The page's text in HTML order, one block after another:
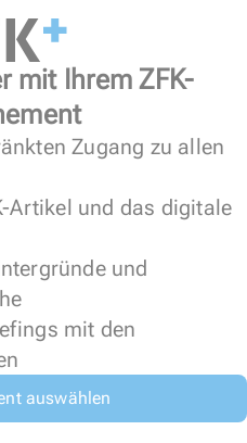
mit Ihrem ZFK-
Zugang zu allen
Artikel und das digitale
und
mit den
auswählen